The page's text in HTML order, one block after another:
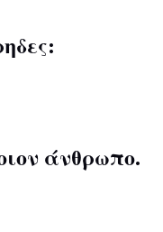
άνθρωπο.